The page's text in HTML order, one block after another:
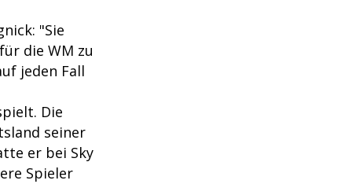
"Sie
die WM zu
jeden Fall
Die
seiner
er bei Sky
Spieler